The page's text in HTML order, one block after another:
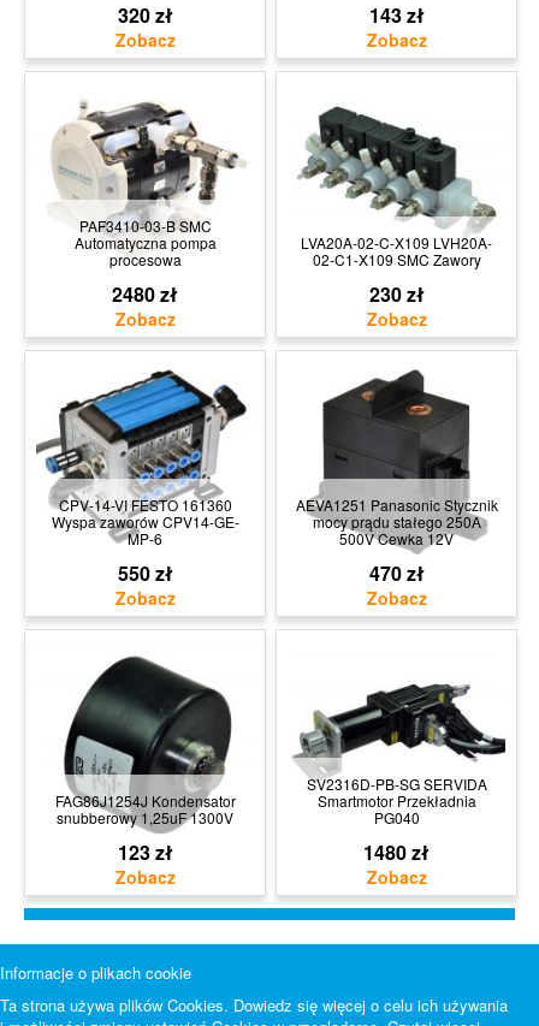
320 zł 143 zł
PAF3410-03-B SMC
Automatyczna pompa
procesowa
2480 zł
LVA20A-02-C-X109 LVH20A-
02-C1-X109 SMC Zawory
230 zł
CPV-14-VI FESTO 161360
Wyspa zaworów CPV14-GE-
MP-6
550 zł
AEVA1251 Panasonic Stycznik
mocy prądu stałego 250A
500V Cewka 12V
470 zł
FAG86J1254J Kondensator
snubberowy 1,25uF 1300V
123 zł
SV2316D-PB-SG SERVIDA
Smartmotor Przekładnia
PG040
1480 zł
Informacje o plikach cookie
Ta strona używa plików Cookies. Dowiedz się więcej o celu ich używania